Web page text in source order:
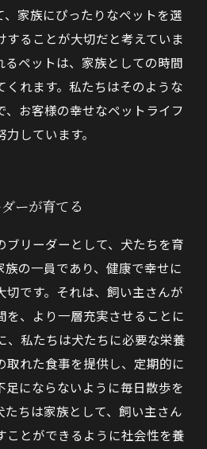
家族にぴったりなペットを選
することが大切だと考えていま
るペットは、家族としての時間
くれます。私たちはそのような
、お客様の幸せなペットライフ
しています。
ーが育てる
ブリーダーとして、犬たちを育
の一員であり、健康で幸せに
です。それは、飼い主さんが
を、より一層充実させることに
、私たちは犬たちに必要な栄養
取れた食事を提供し、定期的に
にならないように毎日散歩を
たちは家族として、飼い主さん
ことができるように社会性を養